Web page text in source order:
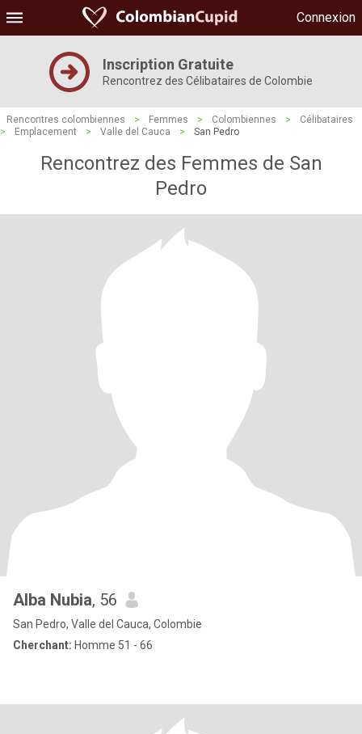
Connexion
Inscription Gratuite
Rencontrez des Célibataires de Colombie
Rencontres colombiennes > Femmes > Colombiennes >
Célibataires
>
Emplacement > Valle del Cauca > San Pedro
Rencontrez des Femmes de San
Pedro
Alba Nubia, 56
San Pedro, Valle del Cauca, Colombie
Cherchant: Homme 51 - 66